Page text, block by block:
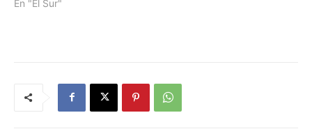
En "El Sur"